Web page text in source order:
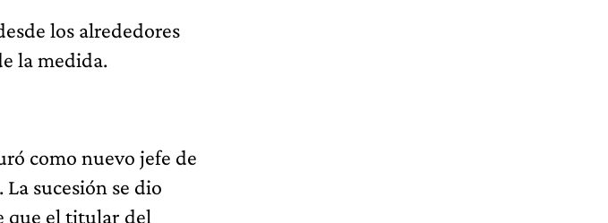
los alrededores
la medida.
como nuevo jefe de
sucesión se dio
que el titular del